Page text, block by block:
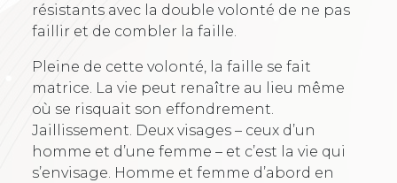
résistants avec la double volonté de ne pas
faillir et de combler la faille.
Pleine de cette volonté, la faille se fait
matrice. La vie peut renaître au lieu même
où se risquait son effondrement.
Jaillissement. Deux visages – ceux d’un
homme et d’une femme – et c’est la vie qui
s’envisage. Homme et femme d’abord en